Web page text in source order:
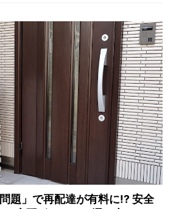
題」で再配達が有料に!? 安全